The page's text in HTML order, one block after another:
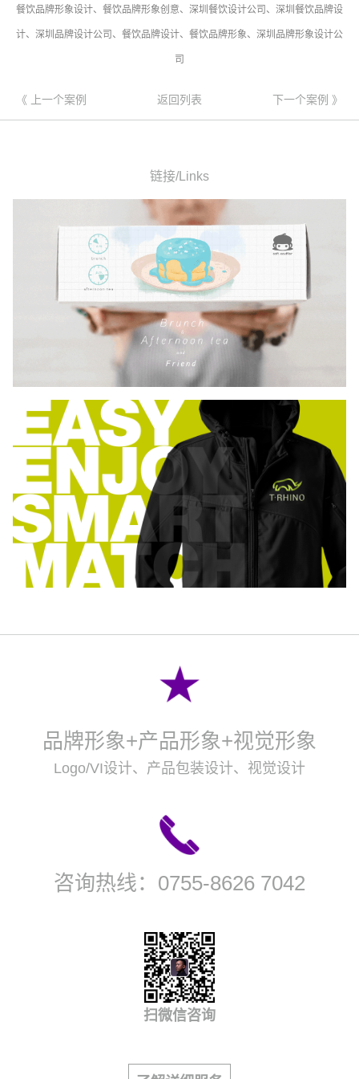
餐饮品牌形象设计、餐饮品牌形象创意、深圳餐饮设计公司、深圳餐饮品牌设
计、深圳品牌设计公司、餐饮品牌设计、餐饮品牌形象、深圳品牌形象设计公
司
《 上一个案例 返回列表 下一个案例 》
链接/Links
品牌形象+产品形象+视觉形象
Logo/VI设计、产品包装设计、视觉设计
咨询热线： 0755-8626 7042
扫微信咨询